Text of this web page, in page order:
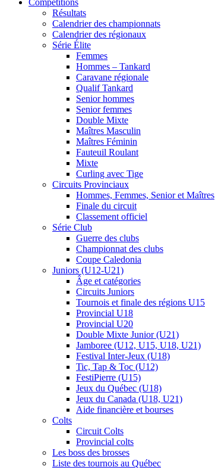
Compétitions
Résultats
Calendrier des championnats
Calendrier des régionaux
Série Élite
Femmes
Hommes – Tankard
Caravane régionale
Qualif Tankard
Senior hommes
Senior femmes
Double Mixte
Maîtres Masculin
Maîtres Féminin
Fauteuil Roulant
Mixte
Curling avec Tige
Circuits Provinciaux
Hommes, Femmes, Senior et Maîtres
Finale du circuit
Classement officiel
Série Club
Guerre des clubs
Championnat des clubs
Coupe Caledonia
Juniors (U12-U21)
Âge et catégories
Circuits Juniors
Tournois et finale des régions U15
Provincial U18
Provincial U20
Double Mixte Junior (U21)
Jamboree (U12, U15, U18, U21)
Festival Inter-Jeux (U18)
Tic, Tap & Toc (U12)
FestiPierre (U15)
Jeux du Québec (U18)
Jeux du Canada (U18, U21)
Aide financière et bourses
Colts
Circuit Colts
Provincial colts
Les boss des brosses
Liste des tournois au Québec